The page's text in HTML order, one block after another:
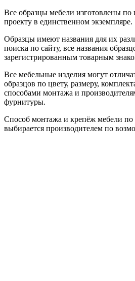
Все образцы мебели изготовлены
проекту в единственном экземпляре.
Образцы имеют названия для их
поиска по сайту, все названия
зарегистрированным товарным
Все мебельные изделия могут
образцов по цвету, размеру,
способами монтажа и
фурнитуры.
Способ монтажа и крепёж мебели по
выбирается производителем по